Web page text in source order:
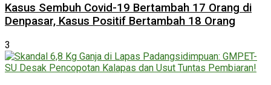
Kasus Sembuh Covid-19 Bertambah 17 Orang di
Denpasar, Kasus Positif Bertambah 18 Orang
3